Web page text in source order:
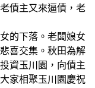
債主又來逼債，老
的下落。老闆娘女
喜交集。秋田為解
資玉川園，向債主
家相聚玉川園慶祝